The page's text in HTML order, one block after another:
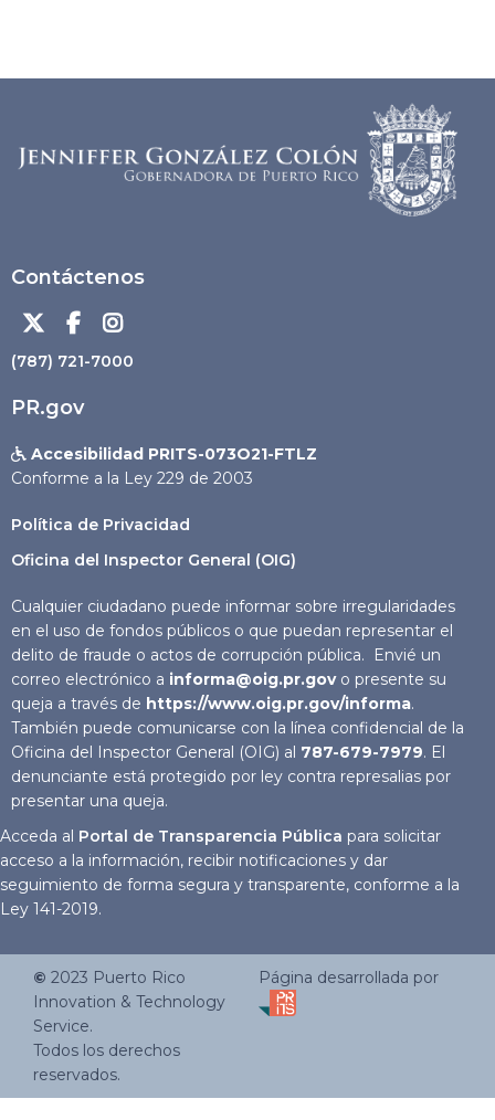
Contáctenos
  
(787) 721-7000
PR.gov
 Accesibilidad PRITS-073O21-FTLZ
Conforme a la Ley 229 de 2003
Política de Privacidad
Oficina del Inspector General (OIG)
Cualquier ciudadano puede informar sobre irregularidades
en el uso de fondos públicos o que puedan representar el
delito de fraude o actos de corrupción pública. Envié un
correo electrónico a informa@oig.pr.govo presente su
queja a través de https://www.oig.pr.gov/informa.
También puede comunicarse con la línea confidencial de la
Oficina del Inspector General (OIG) al 787-679-7979. El
denunciante está protegido por ley contra represalias por
presentar una queja.
Acceda al Portal de Transparencia Pública para solicitar
acceso a la información, recibir notificaciones y dar
seguimiento de forma segura y transparente, conforme a la
Ley 141-2019.
© 2023 Puerto Rico
Innovation & Technology
Service.
Todos los derechos
reservados.
Página desarrollada por